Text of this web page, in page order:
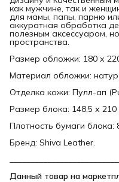
как мужчине, так и
для мамы, папы, парню
аккуратная обработка
полезным аксессуаром,
пространства.
Размер обложки: 180 х
Материал обложки:
Отделка кожи: Пулл-ап
Размер блока: 148,5 х 210
Плотность бумаги блока:
Бренд: Shiva Leather.
Данный товар на